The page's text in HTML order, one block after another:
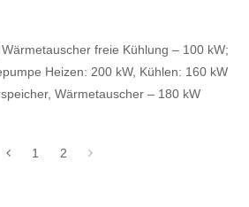
freie Kühlung – 100 kW;
Heizen: 200 kW, Kühlen: 160 kW
Wärmetauscher – 180 kW
1 2